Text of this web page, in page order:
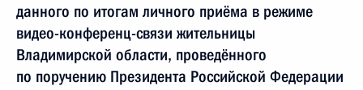
данного по итогам личного приёма в режиме
видео-конференц-связи жительницы
Владимирской области, проведённого
по поручению Президента Российской Федерации